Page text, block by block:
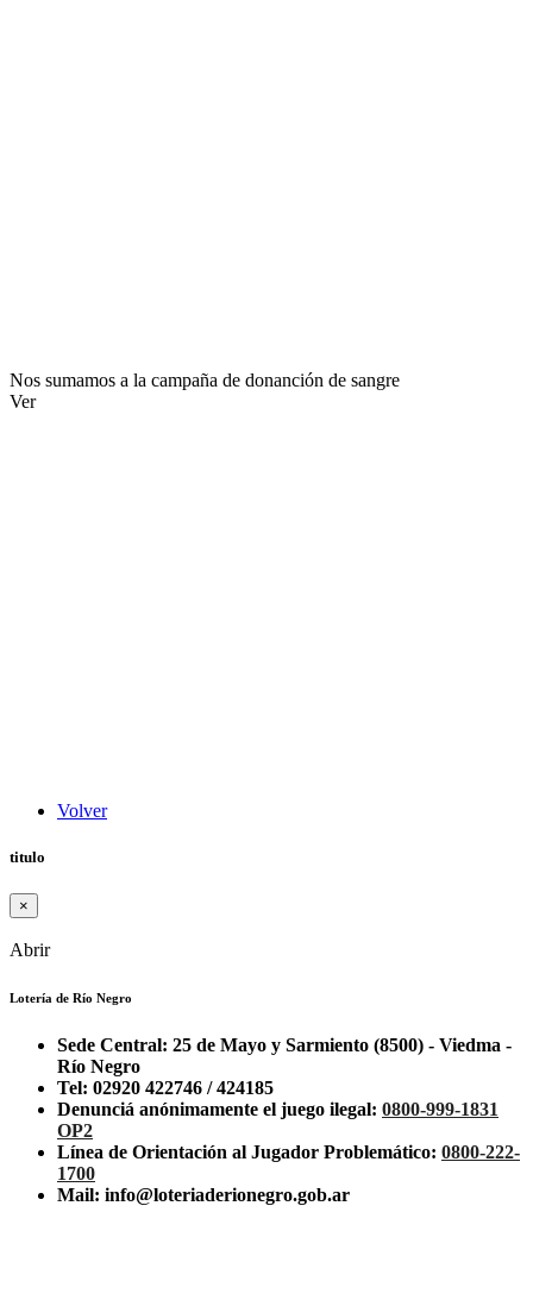
Nos sumamos a la campaña de donanción de sangre
Ver
Volver
titulo
×
Abrir
Lotería de Río Negro
Sede Central: 25 de Mayo y Sarmiento (8500) - Viedma -
Río Negro
Tel: 02920 422746 / 424185
Denunciá anónimamente el juego ilegal: 0800-999-1831
OP2
Línea de Orientación al Jugador Problemático: 0800-222-
1700
Mail: info@loteriaderionegro.gob.ar